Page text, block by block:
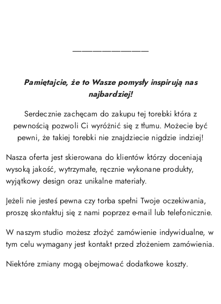
-------------------------------------------------
Pamiętajcie, że to Wasze pomysły inspirują nas
najbardziej!
Serdecznie zachęcam do zakupu tej torebki która z
pewnością pozwoli Ci wyróżnić się z tłumu. Możecie być
pewni, że takiej torebki nie znajdziecie nigdzie indziej!
Nasza oferta jest skierowana do klientów którzy doceniają
wysoką jakość, wytrzymałe, ręcznie wykonane produkty,
wyjątkowy design oraz unikalne materiały.
Jeżeli nie jesteś pewna czy torba spełni Twoje oczekiwania,
proszę skontaktuj się z nami poprzez e-mail lub telefonicznie.
W naszym studio możesz złożyć zamówienie indywidualne, w
tym celu wymagany jest kontakt przed złożeniem zamówienia.
Niektóre zmiany mogą obejmować dodatkowe koszty.